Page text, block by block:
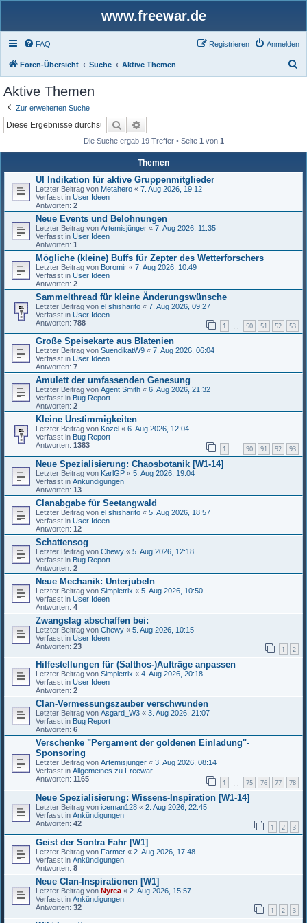
www.freewar.de
FAQ Anmelden
Registrieren
Foren-Übersicht Suche Aktive Themen
Aktive Themen
Zur erweiterten Suche
Suche
Die Suche ergab 19 Treffer • Seite 1 von 1
Themen
UI Indikation für aktive Gruppenmitglieder
Letzter Beitrag von Metahero « 7. Aug 2026, 19:12
Verfasst in User Ideen
Antworten: 2
Neue Events und Belohnungen
Letzter Beitrag von Artemisjünger « 7. Aug 2026, 11:35
Verfasst in User Ideen
Antworten: 1
Mögliche (kleine) Buffs für Zepter des Wetterforschers
Letzter Beitrag von Boromir « 7. Aug 2026, 10:49
Verfasst in User Ideen
Antworten: 2
Sammelthread für kleine Änderungswünsche
Letzter Beitrag von el shisharito « 7. Aug 2026, 09:27
Verfasst in User Ideen
Antworten: 788 1 50 51 52 53
Große Speisekarte aus Blatenien
Letzter Beitrag von SuendikatW9 « 7. Aug 2026, 06:04
Verfasst in User Ideen
Antworten: 7
Amulett der umfassenden Genesung
Letzter Beitrag von Agent Smith « 6. Aug 2026, 21:32
Verfasst in Bug Report
Antworten: 2
Kleine Unstimmigkeiten
Letzter Beitrag von Kozel « 6. Aug 2026, 12:04
Verfasst in Bug Report
Antworten: 1383 1 … 90 91 92 93
Neue Spezialisierung: Chaosbotanik [W1-14]
Letzter Beitrag von KarlGP « 5. Aug 2026, 19:04
Verfasst in Ankündigungen
Antworten: 13
Clanabgabe für Seetangwald
Letzter Beitrag von el shisharito « 5. Aug 2026, 18:57
Verfasst in User Ideen
Antworten: 12
Schattensog
Letzter Beitrag von Chewy « 5. Aug 2026, 12:18
Verfasst in Bug Report
Antworten: 2
Neue Mechanik: Unterjubeln
Letzter Beitrag von Simpletrix « 5. Aug 2026, 10:50
Verfasst in User Ideen
Antworten: 4
Zwangslag abschaffen bei:
Letzter Beitrag von Chewy « 5. Aug 2026, 10:15
Verfasst in User Ideen
Antworten: 23 1 2
Hilfestellungen für (Salthos-)Aufträge anpassen
Letzter Beitrag von Simpletrix « 4. Aug 2026, 20:18
Verfasst in User Ideen
Antworten: 2
Clan-Vermessungszauber verschwunden
Letzter Beitrag von Asgard_W3 « 3. Aug 2026, 21:07
Verfasst in Bug Report
Antworten: 6
Verschenke "Pergament der goldenen Einladung"-
Sponsoring
Letzter Beitrag von Artemisjünger « 3. Aug 2026, 08:14
Verfasst in Allgemeines zu Freewar
Antworten: 1165 1 75 76 77 78
Neue Spezialisierung: Wissens-Inspiration [W1-14]
Letzter Beitrag von iceman128 « 2. Aug 2026, 22:45
Verfasst in Ankündigungen
Antworten: 42 1 2 3
Geist der Sontra Fahr [W1]
Letzter Beitrag von Farmer « 2. Aug 2026, 17:48
Verfasst in Ankündigungen
Antworten: 8
Neue Clan-Inspirationen [W1]
Letzter Beitrag von Nyrea « 2. Aug 2026, 15:57
Verfasst in Ankündigungen
Antworten: 32 1 2 3